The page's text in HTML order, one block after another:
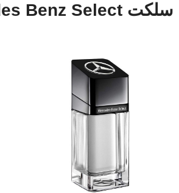
سلکت Mercedes Benz Select